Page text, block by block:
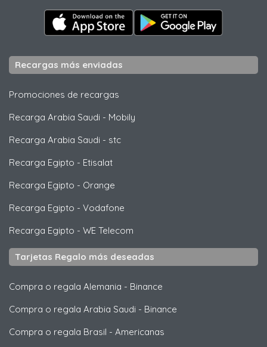
Recargas más enviadas
Promociones de recargas
Recarga Arabia Saudi - Mobily
Recarga Arabia Saudi - stc
Recarga Egipto - Etisalat
Recarga Egipto - Orange
Recarga Egipto - Vodafone
Recarga Egipto - WE Telecom
Tarjetas Regalo más deseadas
Compra o regala Alemania - Binance
Compra o regala Arabia Saudi - Binance
Compra o regala Brasil - Americanas